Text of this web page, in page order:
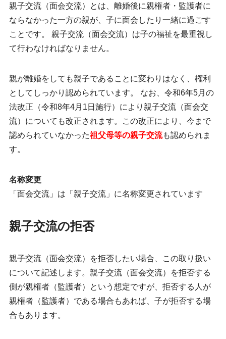
親子交流（面会交流）とは、離婚後に親権者・監護者に
ならなかった一方の親が、 子に面会したり一緒に過ごす
こと です。 親子交流（面会交流）は子の福祉を最重視し
て行わなければなりません。
親が離婚をしても親子であることに変わりはなく、権利
としてしっかり認められています。 なお、令和6年5月の
法改正（令和8年4月1日施行）により親子交流（面会交
流）についても改正されます。この改正により、今まで
認められていなかった祖父母等の親子交流も認められま
す。
名称変更
「面会交流」は「親子交流」に名称変更されています
親子交流の拒否
親子交流（面会交流）を拒否したい場合、この取り扱い
について記述します。親子交流（面会交流）を拒否する
側が親権者（監護者）という想定ですが、拒否する人が
親権者（監護者）である場合もあれば、子が拒否する場
合もあります。